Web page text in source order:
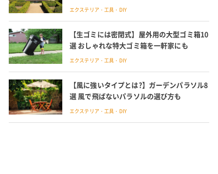
い商品を紹介
エクステリア・工具・DIY
【生ゴミには密閉式】屋外用の大型ゴミ箱10
選 おしゃれな特大ゴミ箱を一軒家にも
エクステリア・工具・DIY
【風に強いタイプとは?】ガーデンパラソル8
選 風で飛ばないパラソルの選び方も
エクステリア・工具・DIY